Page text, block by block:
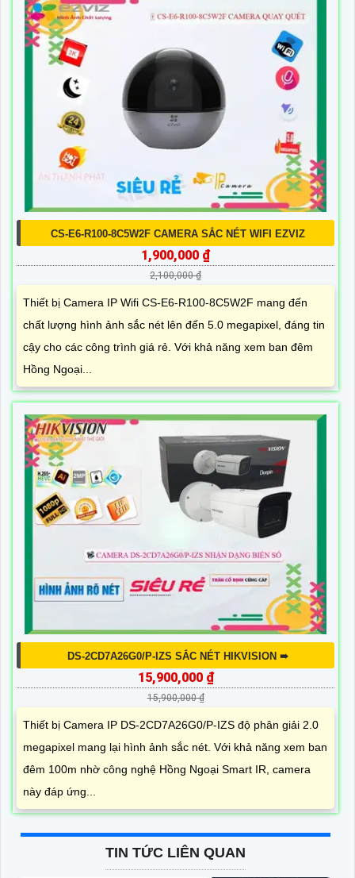
CS-E6-R100-8C5W2F CAMERA SẮC NÉT WIFI EZVIZ
1,900,000 ₫
2,100,000 ₫
Thiết bị Camera IP Wifi CS-E6-R100-8C5W2F mang đến
chất lượng hình ảnh sắc nét lên đến 5.0 megapixel, đáng tin
cậy cho các công trình giá rẻ. Với khả năng xem ban đêm
Hồng Ngoại...
DS-2CD7A26G0/P-IZS SẮC NÉT HIKVISION ➠
15,900,000 ₫
15,900,000 ₫
Thiết bị Camera IP DS-2CD7A26G0/P-IZS độ phân giải 2.0
megapixel mang lại hình ảnh sắc nét. Với khả năng xem ban
đêm 100m nhờ công nghệ Hồng Ngoại Smart IR, camera
này đáp ứng...
TIN TỨC LIÊN QUAN